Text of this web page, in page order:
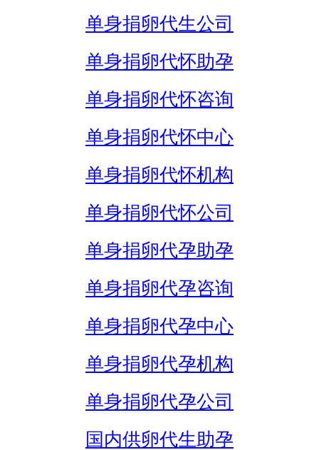
单身捐卵代生公司
单身捐卵代怀助孕
单身捐卵代怀咨询
单身捐卵代怀中心
单身捐卵代怀机构
单身捐卵代怀公司
单身捐卵代孕助孕
单身捐卵代孕咨询
单身捐卵代孕中心
单身捐卵代孕机构
单身捐卵代孕公司
国内供卵代生助孕